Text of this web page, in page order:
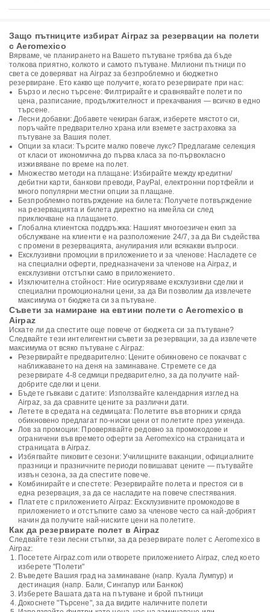
Защо пътниците избират Airpaz за резервации на полети
с Aeromexico
Вярваме, че планирането на Вашето пътуване трябва да бъде
толкова приятно, колкото и самото пътуване. Милиони пътници по
света се доверяват на Airpaz за безпроблемно и бюджетно
резервиране. Ето какво ще получите, когато резервирате при нас:
Бързо и лесно търсене: Филтрирайте и сравнявайте полети по
цена, разписание, продължителност и прекачвания — всичко в едно
търсене.
Лесни добавки: Добавете чекиран багаж, изберете мястото си,
поръчайте предварително храна или вземете застраховка за
пътуване за Вашия полет.
Опции за класи: Търсите малко повече лукс? Предлагаме селекция
от класи от икономична до първа класа за по-първокласно
изживяване по време на полет.
Множество методи на плащане: Избирайте между кредитни/
дебитни карти, банкови преводи, PayPal, електронни портфейли и
много популярни местни опции за плащане.
Безпроблемно потвърждение на билета: Получете потвърждение
на резервацията и билета директно на имейла си след
приключване на плащането.
Глобална клиентска поддръжка: Нашият многоезичен екип за
обслужване на клиенти е на разположение 24/7, за да Ви съдейства
с промени в резервацията, анулирания или всякакви въпроси.
Ексклузивни промоции в приложението и за членове: Насладете се
на специални оферти, предназначени за членове на Airpaz, и
ексклузивни отстъпки само в приложението.
Изключителна стойност: Ние осигуряваме ексклузивни сделки и
специални промоционални цени, за да Ви позволим да извлечете
максимума от бюджета си за пътуване.
Съвети за намиране на евтини полети с Aeromexico в
Airpaz
Искате ли да спестите още повече от бюджета си за пътуване?
Следвайте тези интелигентни съвети за резервации, за да извлечете
максимума от всяко пътуване с Airpaz:
Резервирайте предварително: Цените обикновено се покачват с
наближаването на деня на заминаване. Стремете се да
резервирате 4-8 седмици предварително, за да получите най-
добрите сделки и цени.
Бъдете гъвкави с датите: Използвайте календарния изглед на
Airpaz, за да сравните цените за различни дати.
Летете в средата на седмицата: Полетите във вторник и сряда
обикновено предлагат по-ниски цени от полетите през уикенда.
Лов за промоции: Проверявайте редовно за промокодове и
ограничени във времето оферти за Aeromexico на страницата и
страницата в Airpaz.
Избягвайте пиковите сезони: Училищните ваканции, официалните
празници и празничните периоди повишават цените — пътувайте
извън сезона, за да спестите повече.
Комбинирайте и спестете: Резервирайте полета и престоя си в
една резервация, за да се насладите на повече спестявания.
Платете с приложението Airpaz: Ексклузивните промокодове в
приложението и отстъпките само за членове често са най-добрият
начин да получите най-ниските цени на полетите.
Как да резервирате полет в Airpaz
Следвайте тези лесни стъпки, за да резервирате полет с Aeromexico в
Airpaz:
Посетете Airpaz.com или отворете приложението Airpaz, след което
изберете "Полети"
Въведете Вашия град на заминаване (напр. Куала Лумпур) и
дестинация (напр. Бали, Сингапур или Банкок)
Изберете Вашата дата на пътуване и брой пътници
Докоснете "Търсене", за да видите наличните полети